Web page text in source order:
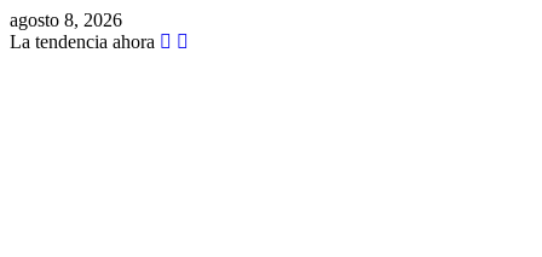
agosto 8, 2026
La tendencia ahora